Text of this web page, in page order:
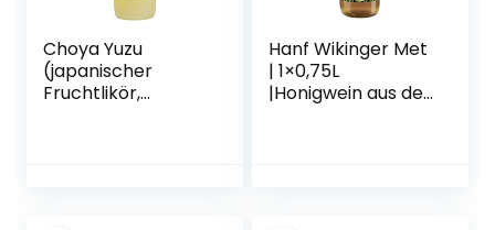
Choya Yuzu
(japanischer
Fruchtlikör,
Hanf Wikinger Met
| 1×0,75L
|Honigwein aus der